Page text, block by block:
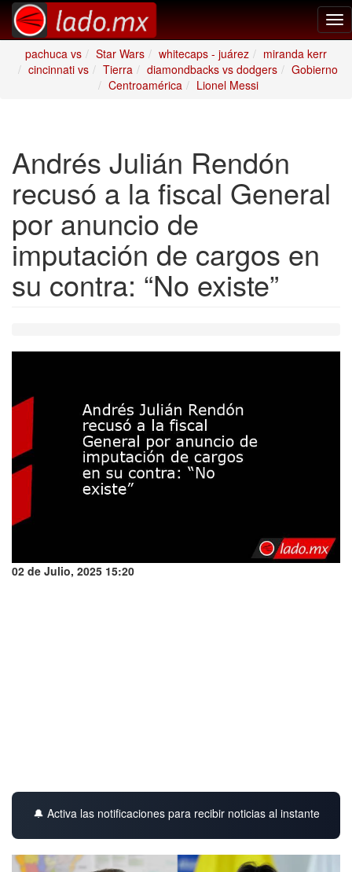
pachuca vs
Star Wars whitecaps - juárez
miranda kerr
cincinnati vs
Tierra diamondbacks vs dodgers
Gobierno
Centroamérica
Lionel Messi
Andrés Julián Rendón
recusó a la fiscal General
por anuncio de
imputación de cargos en
su contra: “No existe”
02 de Julio, 2025 15:20
🔔 Activa las notificaciones para recibir noticias al instante